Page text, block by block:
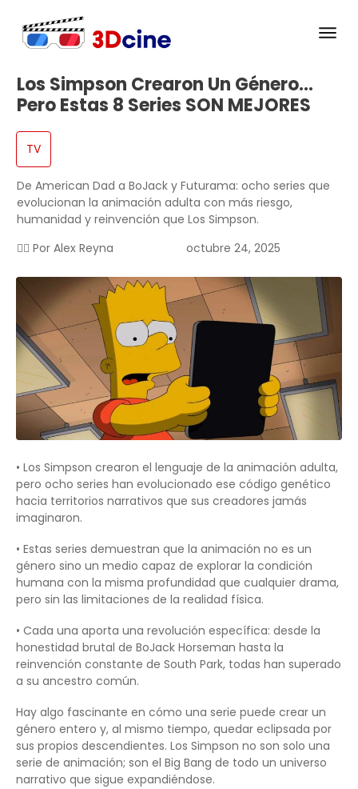
Los Simpson Crearon Un Género…
Pero Estas 8 Series SON MEJORES
TV
De American Dad a BoJack y Futurama: ocho series que
evolucionan la animación adulta con más riesgo,
humanidad y reinvención que Los Simpson.
✍🏻 Por Alex Reyna octubre 24, 2025
• Los Simpson crearon el lenguaje de la animación adulta,
pero ocho series han evolucionado ese código genético
hacia territorios narrativos que sus creadores jamás
imaginaron.
• Estas series demuestran que la animación no es un
género sino un medio capaz de explorar la condición
humana con la misma profundidad que cualquier drama,
pero sin las limitaciones de la realidad física.
• Cada una aporta una revolución específica: desde la
honestidad brutal de BoJack Horseman hasta la
reinvención constante de South Park, todas han superado
a su ancestro común.
Hay algo fascinante en cómo una serie puede crear un
género entero y, al mismo tiempo, quedar eclipsada por
sus propios descendientes. Los Simpson no son solo una
serie de animación; son el Big Bang de todo un universo
narrativo que sigue expandiéndose.